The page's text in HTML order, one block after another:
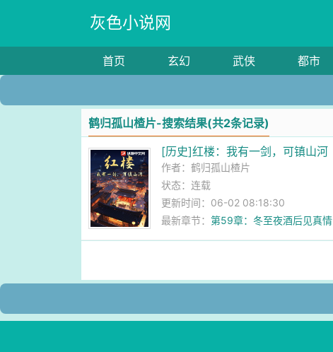
灰色小说网
首页 玄幻 武侠 都市
鹤归孤山楂片-搜索结果(共2条记录)
[历史]红楼：我有一剑，可镇山河
作者：鹤归孤山楂片
状态：连载
更新时间：06-02 08:18:30
最新章节：第59章：冬至夜酒后见真情